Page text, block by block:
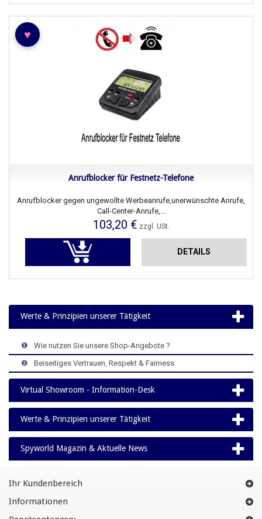
♥
Anrufblocker für Festnetz-Telefone
Anrufblocker gegen ungewollte Werbeanrufe,unerwünschte Anrufe,
Call-Center-Anrufe,...
103,20 € zzgl. USt.
DETAILS
Werte & Prinzipien unserer Tätigkeit
❶
Wie nutzen Sie unsere Shop-Angebote ?
❷ Beiseitiges Vertrauen, Respekt & Fairness
Virtual Showroom - Information-Desk
Werte & Prinzipien unserer Tätigkeit
Spyworld Magazin & Aktuelle News
Ihr Kundenbereich
Informationen